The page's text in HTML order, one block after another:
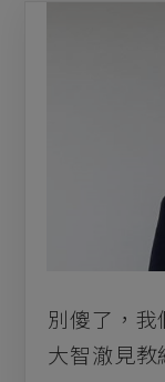
別傻了，
大智澈見